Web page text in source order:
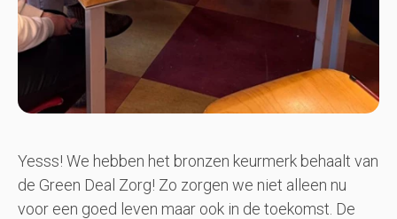
Yesss! We hebben het bronzen keurmerk behaalt van
de Green Deal Zorg! Zo zorgen we niet alleen nu
voor een goed leven maar ook in de toekomst. De